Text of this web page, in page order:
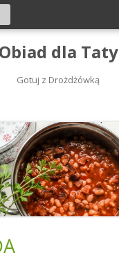
Obiad dla Taty
Gotuj z Drożdżówką
Szukaj: